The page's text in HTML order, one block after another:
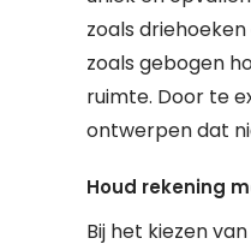
zoals
zoals gebogen
ruimte. Door te
ontwerpen dat
Houd rekening
Bij het kiezen